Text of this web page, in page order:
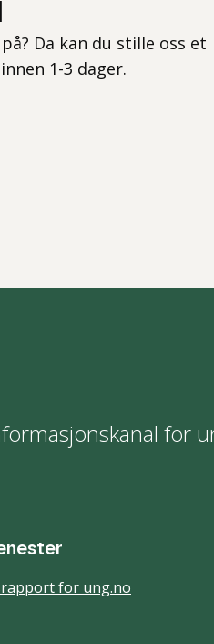
Da kan du stille oss et
1-3 dager.
for
for ung.no